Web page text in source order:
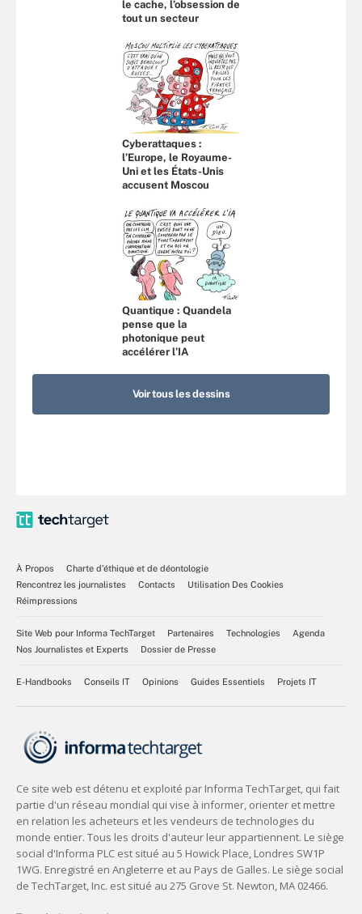
le cache, l’obsession de
tout un secteur
Cyberattaques :
l’Europe, le Royaume-
Uni et les États-Unis
accusent Moscou
Quantique : Quandela
pense que la
photonique peut
accélérer l’IA
Voir tous les dessins
À Propos
Charte d’éthique et de déontologie
Rencontrez les journalistes
Contacts
Utilisation Des Cookies
Réimpressions
Site Web pour Informa TechTarget Partenaires Technologies
Agenda
Nos Journalistes et Experts
Dossier de Presse
E-Handbooks Conseils IT Opinions Guides Essentiels Projets IT